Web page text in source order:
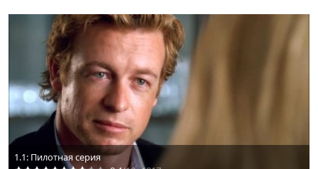
1.1: Пилотная серия